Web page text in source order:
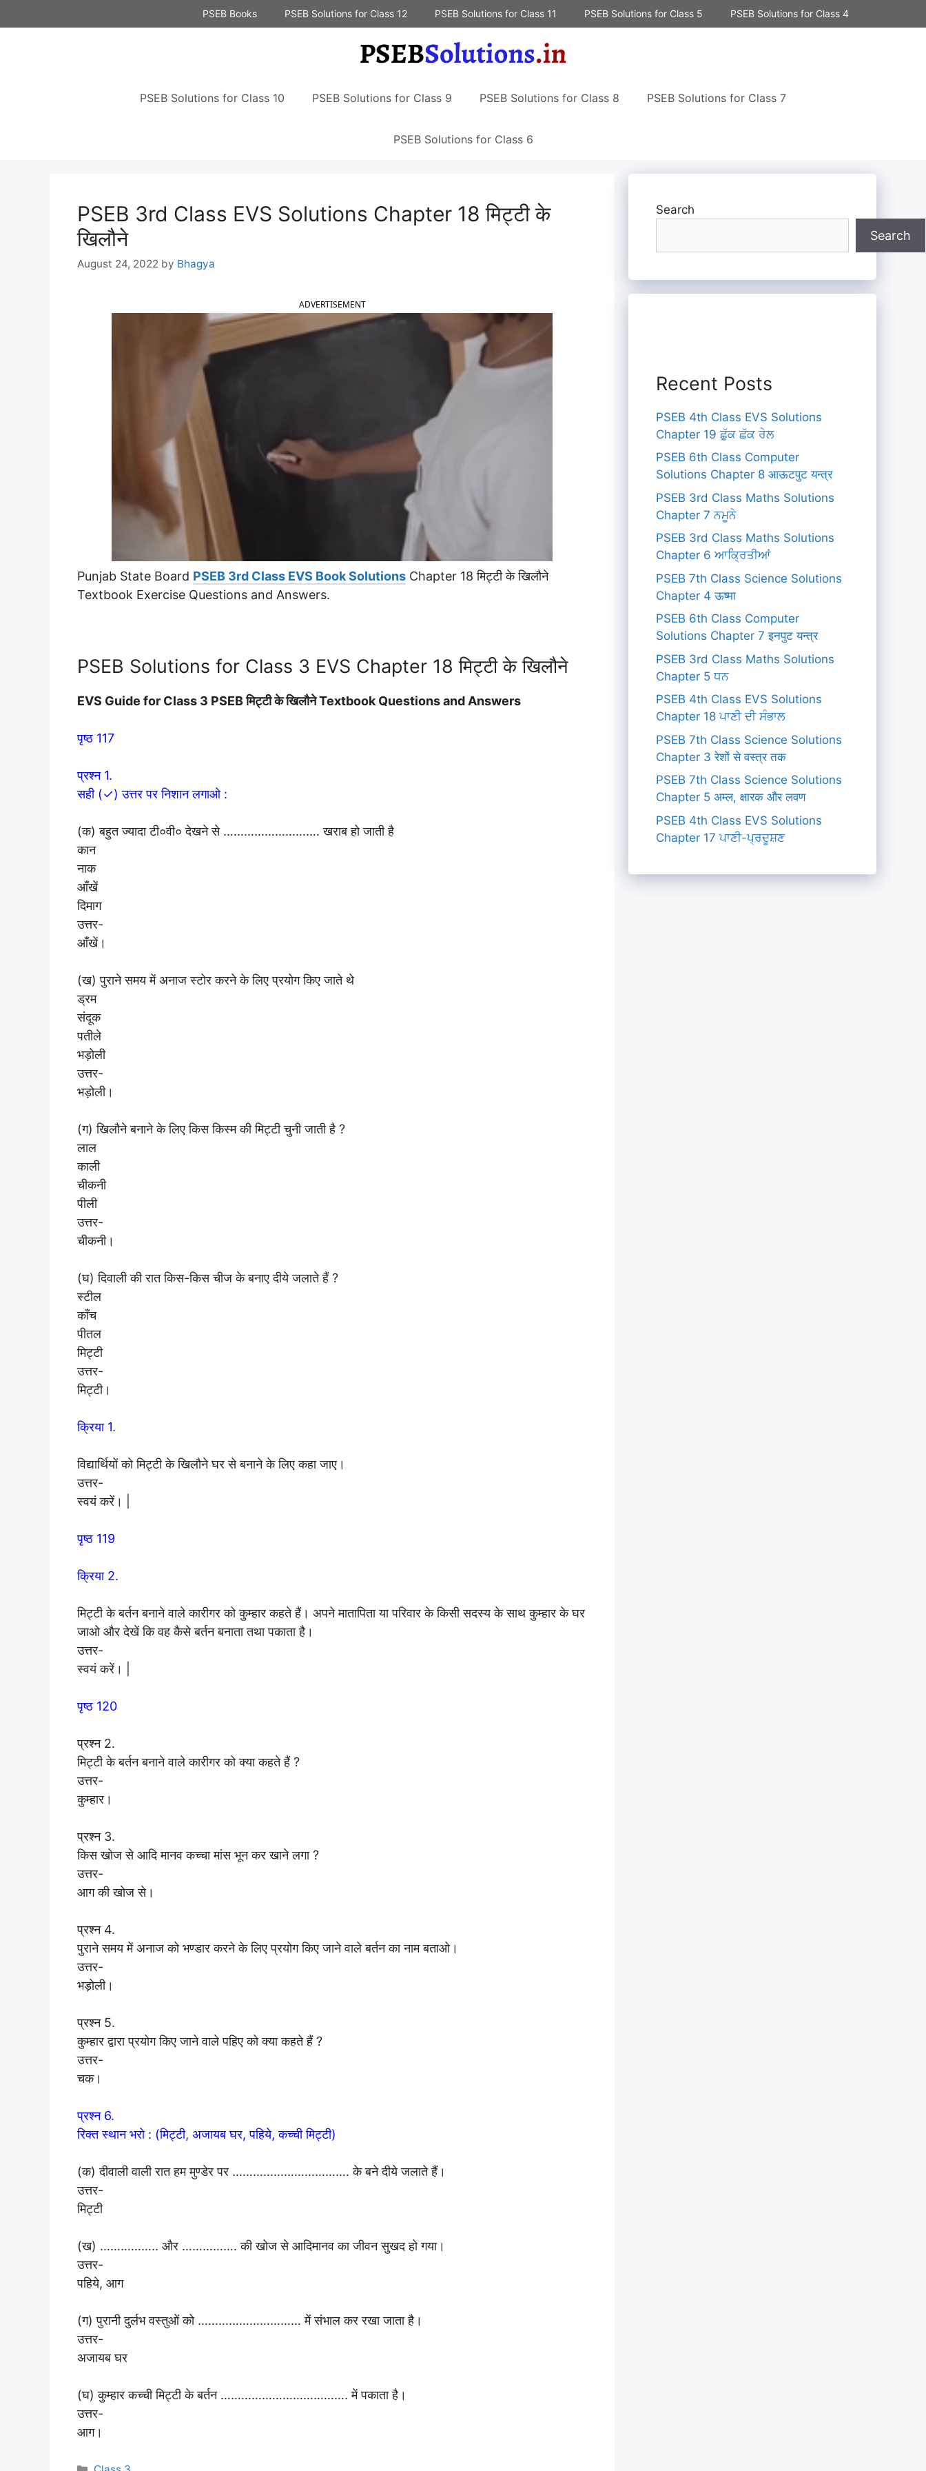
to
PSEB Books PSEB Solutions for Class 12 PSEB Solutions for Class 11 PSEB Solutions for Class 5 PSEB Solutions for Class 4
PSEB Solutions for Class 10 PSEB Solutions for Class 9 PSEB Solutions for Class 8 PSEB Solutions for Class 7
PSEB Solutions for Class 6
PSEB 3rd Class EVS Solutions Chapter 18 मिट्टी के
खिलौने
August 24, 2022 by Bhagya
ADVERTISEMENT
Punjab State Board PSEB 3rd Class EVS Book Solutions Chapter 18 मिट्टी के खिलौने
Textbook Exercise Questions and Answers.
PSEB Solutions for Class 3 EVS Chapter 18 मिट्टी के खिलौने
EVS Guide for Class 3 PSEB मिट्टी के खिलौने Textbook Questions and Answers
पृष्ठ 117
प्रश्न 1.
सही (✓) उत्तर पर निशान लगाओ :
(क) बहुत ज्यादा टी०वी० देखने से ………………………. खराब हो जाती है
कान
नाक
आँखें
दिमाग
उत्तर-
आँखें।
(ख) पुराने समय में अनाज स्टोर करने के लिए प्रयोग किए जाते थे
ड्रम
संदूक
पतीले
भड़ोली
उत्तर-
भड़ोली।
(ग) खिलौने बनाने के लिए किस किस्म की मिट्टी चुनी जाती है ?
लाल
काली
चीकनी
पीली
उत्तर-
चीकनी।
(घ) दिवाली की रात किस-किस चीज के बनाए दीये जलाते हैं ?
स्टील
काँच
पीतल
मिट्टी
उत्तर-
मिट्टी।
क्रिया 1.
विद्यार्थियों को मिट्टी के खिलौने घर से बनाने के लिए कहा जाए।
उत्तर-
स्वयं करें। |
पृष्ठ 119
क्रिया 2.
मिट्टी के बर्तन बनाने वाले कारीगर को कुम्हार कहते हैं। अपने मातापिता या परिवार के किसी सदस्य के साथ कुम्हार के घर
जाओ और देखें कि वह कैसे बर्तन बनाता तथा पकाता है।
उत्तर-
स्वयं करें। |
पृष्ठ 120
प्रश्न 2.
मिट्टी के बर्तन बनाने वाले कारीगर को क्या कहते हैं ?
उत्तर-
कुम्हार।
प्रश्न 3.
किस खोज से आदि मानव कच्चा मांस भून कर खाने लगा ?
उत्तर-
आग की खोज से।
प्रश्न 4.
पुराने समय में अनाज को भण्डार करने के लिए प्रयोग किए जाने वाले बर्तन का नाम बताओ।
उत्तर-
भड़ोली।
प्रश्न 5.
कुम्हार द्वारा प्रयोग किए जाने वाले पहिए को क्या कहते हैं ?
उत्तर-
चक।
प्रश्न 6.
रिक्त स्थान भरो : (मिट्टी, अजायब घर, पहिये, कच्ची मिट्टी)
(क) दीवाली वाली रात हम मुण्डेर पर ……………………………. के बने दीये जलाते हैं।
उत्तर-
मिट्टी
(ख) …………….. और ……………. की खोज से आदिमानव का जीवन सुखद हो गया।
उत्तर-
पहिये, आग
(ग) पुरानी दुर्लभ वस्तुओं को ………………………… में संभाल कर रखा जाता है।
उत्तर-
अजायब घर
(घ) कुम्हार कच्ची मिट्टी के बर्तन ………………………………. में पकाता है।
उत्तर-
आग।
Search
Search
Recent Posts
PSEB 4th Class EVS Solutions
Chapter 19 ਛੁੱਕ ਛੱਕ ਰੇਲ
PSEB 6th Class Computer
Solutions Chapter 8 आऊटपुट यन्त्र
PSEB 3rd Class Maths Solutions
Chapter 7 ਨਮੂਨੇ
PSEB 3rd Class Maths Solutions
Chapter 6 ਆਕ੍ਰਿਤੀਆਂ
PSEB 7th Class Science Solutions
Chapter 4 ऊष्मा
PSEB 6th Class Computer
Solutions Chapter 7 इनपुट यन्त्र
PSEB 3rd Class Maths Solutions
Chapter 5 ਧਨ
PSEB 4th Class EVS Solutions
Chapter 18 ਪਾਣੀ ਦੀ ਸੰਭਾਲ
PSEB 7th Class Science Solutions
Chapter 3 रेशों से वस्त्र तक
PSEB 7th Class Science Solutions
Chapter 5 अम्ल, क्षारक और लवण
PSEB 4th Class EVS Solutions
Chapter 17 ਪਾਣੀ-ਪ੍ਰਦੂਸ਼ਣ